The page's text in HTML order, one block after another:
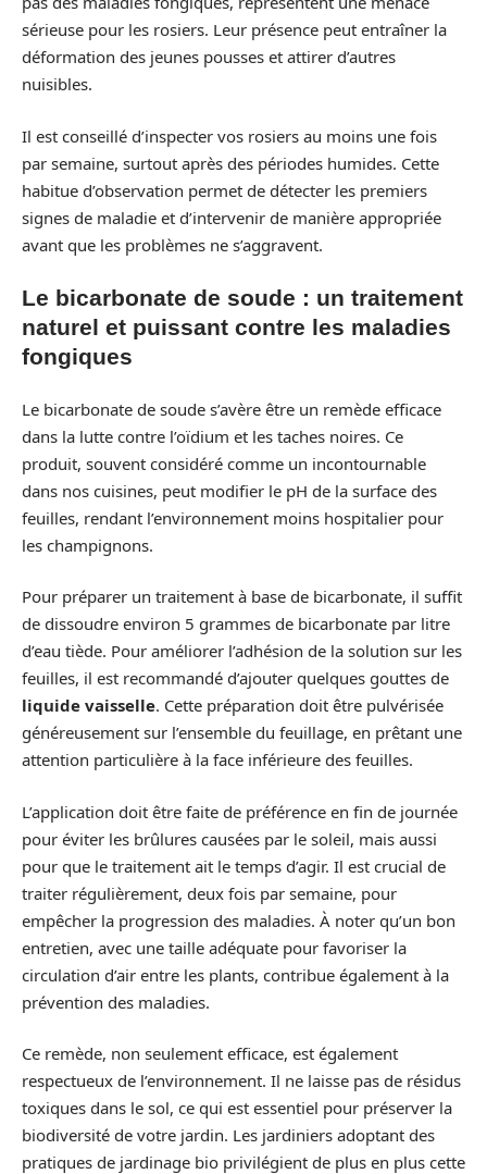
sérieuse pour les rosiers. Leur présence peut entraîner la
déformation des jeunes pousses et attirer d’autres
nuisibles.
Il est conseillé d’inspecter vos rosiers au moins une fois
par semaine, surtout après des périodes humides. Cette
habitue d’observation permet de détecter les premiers
signes de maladie et d’intervenir de manière appropriée
avant que les problèmes ne s’aggravent.
Le bicarbonate de soude : un traitement
naturel et puissant contre les maladies
fongiques
Le bicarbonate de soude s’avère être un remède efficace
dans la lutte contre l’oïdium et les taches noires. Ce
produit, souvent considéré comme un incontournable
dans nos cuisines, peut modifier le pH de la surface des
feuilles, rendant l’environnement moins hospitalier pour
les champignons.
Pour préparer un traitement à base de bicarbonate, il suffit
de dissoudre environ 5 grammes de bicarbonate par litre
d’eau tiède. Pour améliorer l’adhésion de la solution sur les
feuilles, il est recommandé d’ajouter quelques gouttes de
liquide vaisselle. Cette préparation doit être pulvérisée
généreusement sur l’ensemble du feuillage, en prêtant une
attention particulière à la face inférieure des feuilles.
L’application doit être faite de préférence en fin de journée
pour éviter les brûlures causées par le soleil, mais aussi
pour que le traitement ait le temps d’agir. Il est crucial de
traiter régulièrement, deux fois par semaine, pour
empêcher la progression des maladies. À noter qu’un bon
entretien, avec une taille adéquate pour favoriser la
circulation d’air entre les plants, contribue également à la
prévention des maladies.
Ce remède, non seulement efficace, est également
respectueux de l’environnement. Il ne laisse pas de résidus
toxiques dans le sol, ce qui est essentiel pour préserver la
biodiversité de votre jardin. Les jardiniers adoptant des
pratiques de jardinage bio privilégient de plus en plus cette